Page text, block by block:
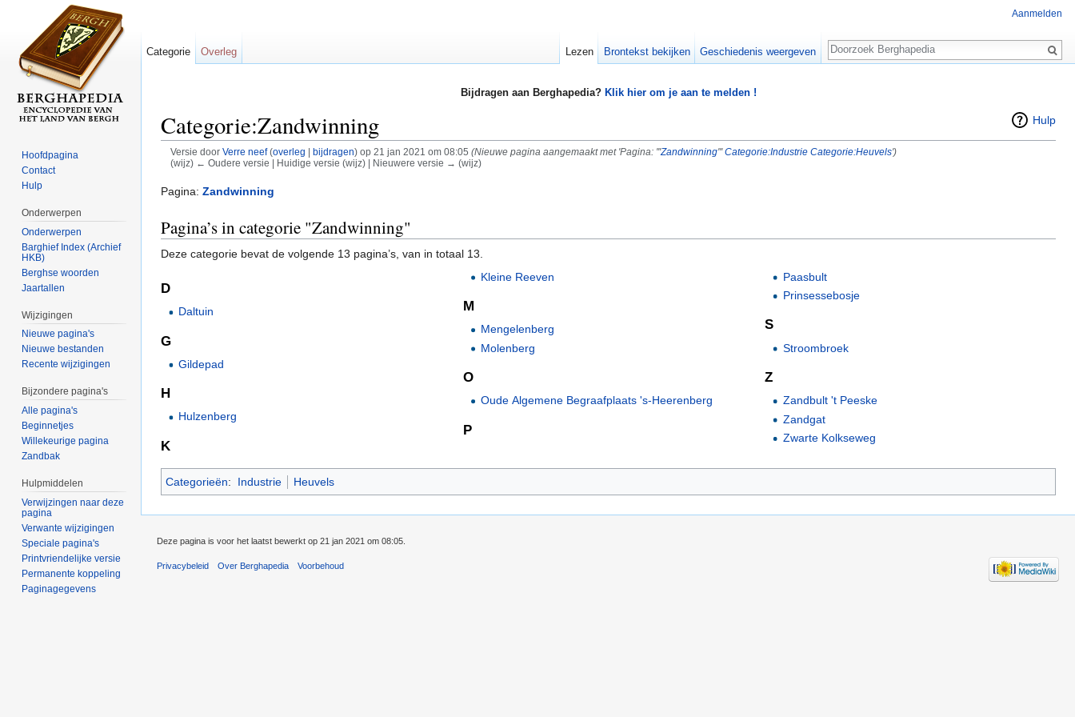
Bijdragen aan Berghapedia? Klik hier om je aan te melden !
Hulp
Categorie:Zandwinning
Versie door Verre neef (overleg bijdragen)op 21 jan 2021 om 08:05 (Nieuwe pagina aangemaakt met 'Pagina: '''Zandwinning'''Categorie:Industrie Categorie:Heuvels')
(wijz) ← Oudere versie | Huidige versie (wijz) | Nieuwere versie → (wijz)
Pagina: Zandwinning
Pagina’s in categorie "Zandwinning"
Deze categorie bevat de volgende 13 pagina’s, van in totaal 13.
D
Daltuin
G
Gildepad
H
Hulzenberg
K
Kleine Reeven
M
Mengelenberg
Molenberg
O
Oude Algemene Begraafplaats 's-Heerenberg
P
Paasbult
Prinsessebosje
S
Stroombroek
Z
Zandbult 't Peeske
Zandgat
Zwarte Kolkseweg
Categorieën: Industrie Heuvels
Aanmelden
Categorie Overleg Lezen Brontekst bekijken Geschiedenis weergeven
Zoeken
Hoofdpagina
Contact
Hulp
Onderwerpen
Onderwerpen
Barghief Index (Archief
HKB)
Berghse woorden
Jaartallen
Wijzigingen
Nieuwe pagina's
Nieuwe bestanden
Recente wijzigingen
Bijzondere pagina's
Alle pagina's
Beginnetjes
Willekeurige pagina
Zandbak
Hulpmiddelen
Verwijzingen naar deze
pagina
Verwante wijzigingen
Speciale pagina's
Printvriendelijke versie
Permanente koppeling
Paginagegevens
Deze pagina is voor het laatst bewerkt op 21 jan 2021 om 08:05.
Privacybeleid Over Berghapedia Voorbehoud